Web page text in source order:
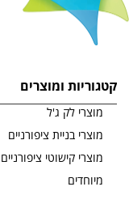
קטגוריות ומוצרים
מוצרי לק ג'ל
מוצרי בניית ציפורניים
מוצרי קישוטי ציפורניים
מיוחדים